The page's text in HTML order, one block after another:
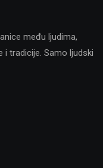
među ljudima,
i tradicije. Samo ljudski